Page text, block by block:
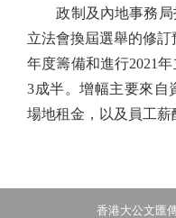
政制及內地事務局
立法會換屆選舉的修訂
年度籌備和進行2021
3成半。增幅主要來自
場地租金，以及員工薪
香港大公文匯